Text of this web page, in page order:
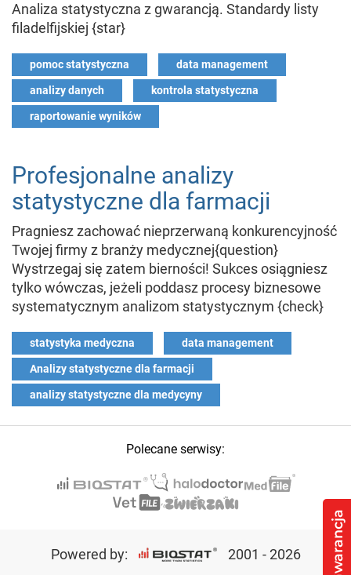
Analiza statystyczna z gwarancją. Standardy listy
filadelfijskiej {star}
pomoc statystyczna data management
analizy danych kontrola statystyczna
raportowanie wyników
Profesjonalne analizy
statystyczne dla farmacji
Pragniesz zachować nieprzerwaną konkurencyjność
Twojej firmy z branży medycznej{question}
Wystrzegaj się zatem bierności! Sukces osiągniesz
tylko wówczas, jeżeli poddasz procesy biznesowe
systematycznym analizom statystycznym {check}
statystyka medyczna data management
Analizy statystyczne dla farmacji
analizy statystyczne dla medycyny
Polecane serwisy:
Powered by: 2001 - 2026